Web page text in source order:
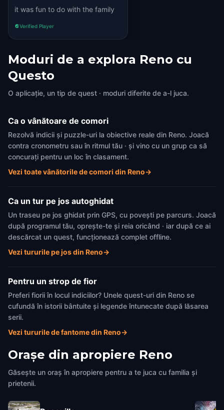
it was fun to do with the family
Verified Player
Moduri de a explora Reno cu
Questo
O aplicație, un tip de quest · moduri diferite de a-l juca.
Ca o vânătoare de comori
Rezolvă indicii și puzzle-uri la obiective reale din Reno. Joacă
contra cronometru sau în ritmul tău · și vino cu un grup ca să
concurați pentru un loc în clasament.
Vezi toate vânătorile de comori din Reno→
Ca un tur pe jos autoghidat
Un traseu pe jos ghidat prin GPS, cu povești pe parcurs. Joacă
după programul tău, oprește-te și reia oricând · iar după ce ai
descărcat un quest, funcționează complet offline.
Vezi tururile pe jos din Reno→
Pentru un strop de fior
Preferi fiorii în locul indiciilor? Unele quest-uri din Reno se
cufundă în istorii bântuite și legende întunecate după lăsarea
serii.
Vezi tururile de fantome din Reno→
Orașe din apropiere Reno
Găsește un oraș în apropiere pentru a te juca cu familia și
prietenii.